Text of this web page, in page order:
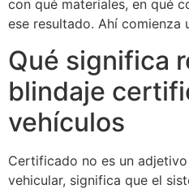
con qué materiales, en qué
ese resultado. Ahí comienza
Qué significa
blindaje
vehículos
Certificado no es un
vehicular, significa que el